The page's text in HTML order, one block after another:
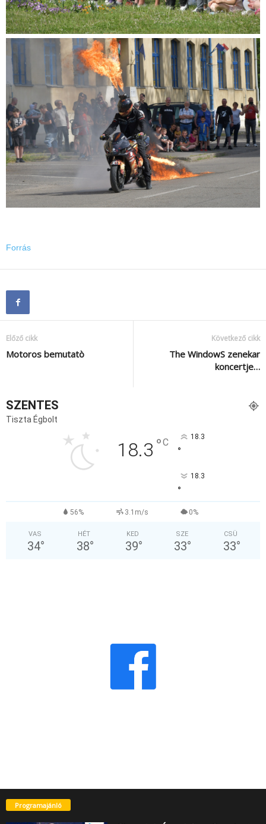
Forrás
Előző cikk
Motoros bemutatò
Következő cikk
The WindowS zenekar
koncertje…
SZENTES
Tiszta Égbolt
18.3 °C 18.3
°
18.3
°
56% 3.1m/s 0%
VAS
34°
HÉT
38°
KED
39°
SZE
33°
CSÜ
33°
Programajánló